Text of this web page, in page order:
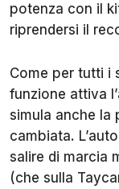
potenza con il
riprendersi il
Come per tutti i
funzione attiva
simula anche la
cambiata.
salire di marcia
(che sulla